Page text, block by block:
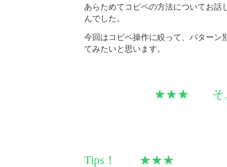
あらためてコピペの方法についてお話
んでした。
今回はコピペ操作に絞って、パターン
てみたいと思います。
★★★ そこで
Tips！ ★★★